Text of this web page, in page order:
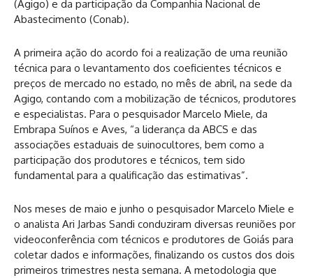
(Agigo) e da participação da Companhia Nacional de
Abastecimento (Conab).
A primeira ação do acordo foi a realização de uma reunião
técnica para o levantamento dos coeficientes técnicos e
preços de mercado no estado, no mês de abril, na sede da
Agigo, contando com a mobilização de técnicos, produtores
e especialistas. Para o pesquisador Marcelo Miele, da
Embrapa Suínos e Aves, “a liderança da ABCS e das
associações estaduais de suinocultores, bem como a
participação dos produtores e técnicos, tem sido
fundamental para a qualificação das estimativas”.
Nos meses de maio e junho o pesquisador Marcelo Miele e
o analista Ari Jarbas Sandi conduziram diversas reuniões por
videoconferência com técnicos e produtores de Goiás para
coletar dados e informações, finalizando os custos dos dois
primeiros trimestres nesta semana. A metodologia que